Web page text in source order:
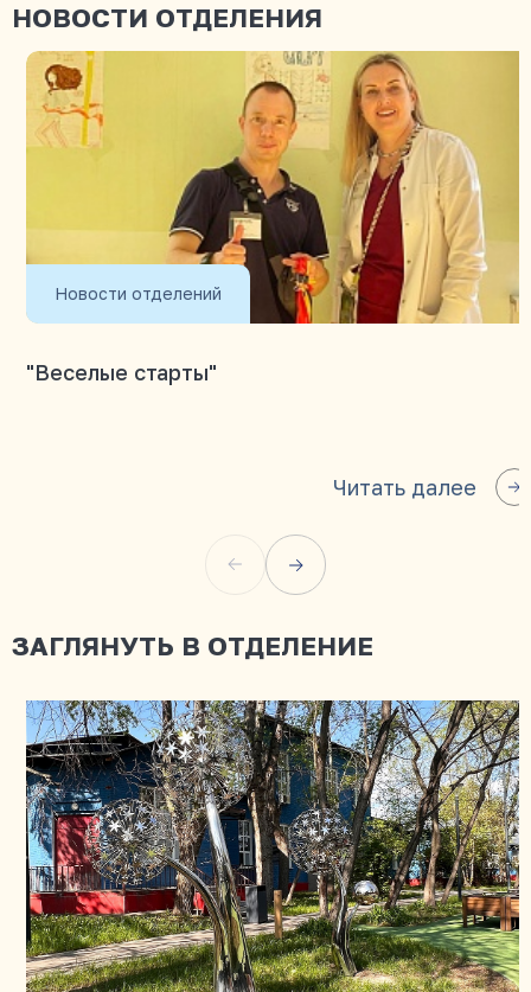
НОВОСТИ ОТДЕЛЕНИЯ
Новости отделений
"Веселые старты"
Читать далее
ЗАГЛЯНУТЬ В ОТДЕЛЕНИЕ